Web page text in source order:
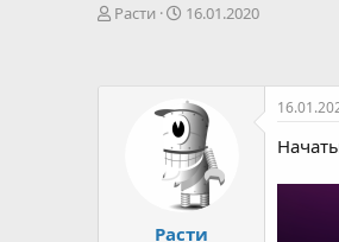
А
Расти
Д
с
о
з
д
а
н
16.01.2020
Расти